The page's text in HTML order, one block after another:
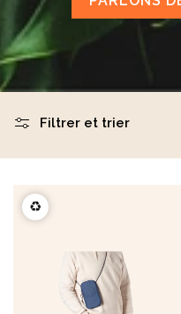
Filtrer et trier
♻️